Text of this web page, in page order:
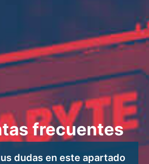
frecuentes
dudas en este apartado